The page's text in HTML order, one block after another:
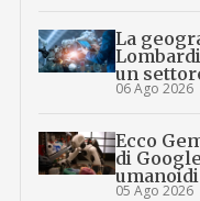
La
un
06 Ago 2026
Ecco
di
umanoidi
05 Ago 2026